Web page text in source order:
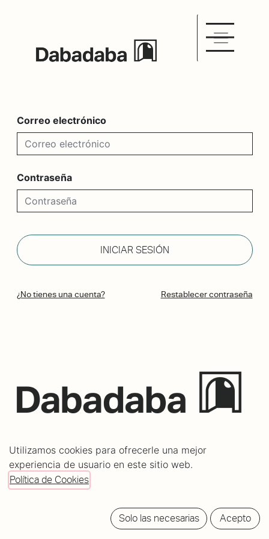
Correo electrónico
Contraseña
INICIAR SESIÓN
¿No tienes una cuenta? Restablecer contraseña
20012 Donostia - San Sebastián
info@dabadabass.com
/Política de cookies
Utilizamos cookies para ofrecerle una mejor
experiencia de usuario en este sitio web.
Política de Cookies
Solo las necesarias Acepto